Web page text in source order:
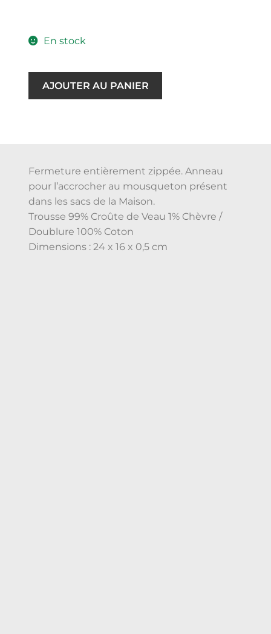
En stock
AJOUTER AU PANIER
Fermeture entièrement zippée. Anneau
pour l’accrocher au mousqueton présent
dans les sacs de la Maison.
Trousse 99% Croûte de Veau 1% Chèvre /
Doublure 100% Coton
Dimensions : 24 x 16 x 0,5 cm